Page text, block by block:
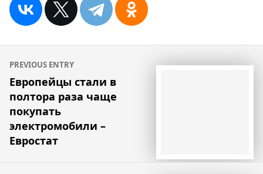
Навигация
по
записям
PREVIOUS ENTRY
Европейцы стали в
полтора раза чаще
покупать
электромобили –
Евростат